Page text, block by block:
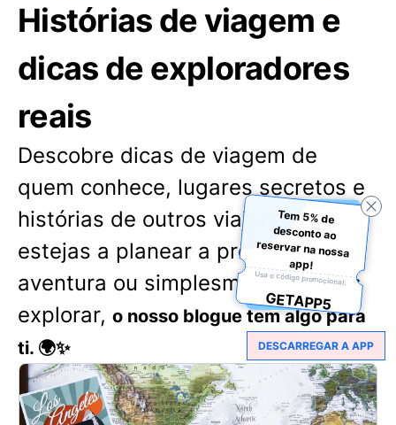
Histórias de viagem e
dicas de exploradores
reais
Descobre dicas de viagem de
quem conhece, lugares secretos e
histórias de outros viajantes. Quer
estejas a planear a próxima
aventura ou simplesmente adores
explorar, o nosso blogue tem algo para
ti. 🌍✨
Tem 5% de
desconto ao
reservar na nossa
app!
Usa o código promocional:
GETAPP5
DESCARREGAR A APP